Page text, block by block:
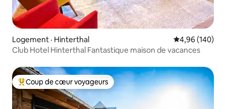
Logement · Hinterthal Note
4,96 (140)
Club Hotel Hinterthal Fantastique maison de vacances
Coup de cœur voyageurs parmi les plus aimés
Coup de cœur voyageurs